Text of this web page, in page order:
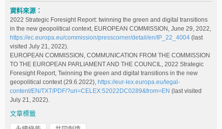
資料來源：
2022 Strategic Foresight Report: twinning the green and digital transitions
in the new geopolitical context, EUROPEAN COMMISSION, June 29, 2022,
https://ec.europa.eu/commission/presscorner/detail/en/IP_22_4004 (last
visited July 21, 2022).
EUROPEAN COMMISSION, COMMUNICATION FROM THE COMMISSION
TO THE EUROPEAN PARLIAMENT AND THE COUNCIL, 2022 Strategic
Foresight Report, Twinning the green and digital transitions in the new
geopolitical context (29.6.2022), https://eur-lex.europa.eu/legal-
content/EN/TXT/PDF/?uri=CELEX:52022DC0289&from=EN (last visited
July 21, 2022).
文章標籤